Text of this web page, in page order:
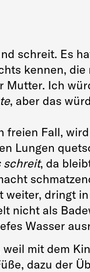
schreit. Es
kennen,
Mutter. Ich
, aber das
freien Fall,
Lungen
schreit, da
dringt
nicht als
Wasser
mit dem
dazu der